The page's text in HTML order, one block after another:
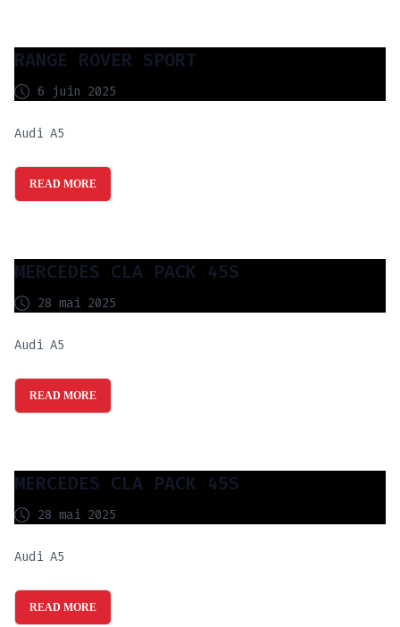
RANGE ROVER SPORT
6 juin 2025
Audi A5
READ MORE
MERCEDES CLA PACK 45S
28 mai 2025
Audi A5
READ MORE
MERCEDES CLA PACK 45S
28 mai 2025
Audi A5
READ MORE